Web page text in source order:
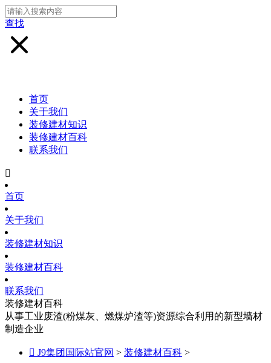
查找
首页
关于我们
装修建材知识
装修建材百科
联系我们

首页
关于我们
装修建材知识
装修建材百科
联系我们
装修建材百科
从事工业废渣(粉煤灰、燃煤炉渣等)资源综合利用的新型墙材
制造企业
 J9集团国际站官网 > 装修建材百科 >